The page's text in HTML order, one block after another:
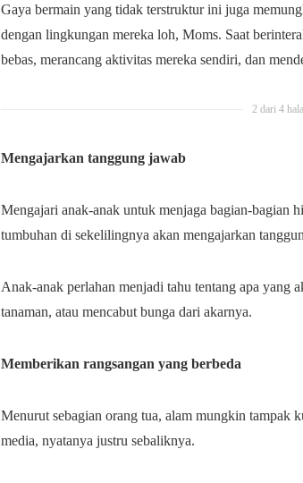
Gaya bermain yang tidak terstruktur ini juga
dengan lingkungan mereka loh, Moms. Saat
bebas, merancang aktivitas mereka sendiri, dan
2 dari 4
Mengajarkan tanggung jawab
Mengajari anak-anak untuk menjaga bagian-bagian
tumbuhan di sekelilingnya akan mengajarkan
Anak-anak perlahan menjadi tahu tentang apa yang
tanaman, atau mencabut bunga dari akarnya.
Memberikan rangsangan yang berbeda
Menurut sebagian orang tua, alam mungkin tampak
media, nyatanya justru sebaliknya.